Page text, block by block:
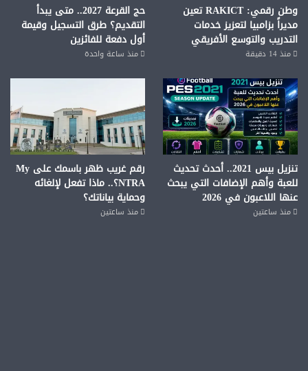
وطن رقمي: RAKICT تعين
مديراً بزامبيا لتعزيز خدمات
التدريب والتوسع الأفريقي
منذ 14 دقيقة
حج القرعة 2027.. متى يبدأ
التقديم؟ طرق التسجيل وقيمة
أول دفعة للفائزين
منذ ساعة واحدة
تنزيل بيس 2021.. أحدث تحديث
للعبة وأهم الإضافات التي يبحث
عنها اللاعبون في 2026
منذ ساعتين
رقم غريب ظهر باسمك على My
NTRA؟.. ماذا تفعل لإلغائه
وحماية بياناتك؟
منذ ساعتين